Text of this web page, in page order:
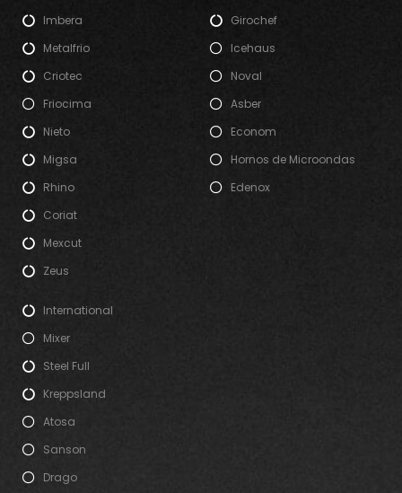
Imbera
Metalfrio
Criotec
Friocima
Nieto
Migsa
Rhino
Coriat
Mexcut
Zeus
Girochef
Icehaus
Noval
Asber
Econom
Hornos de Microondas
Edenox
International
Mixer
Steel Full
Kreppsland
Atosa
Sanson
Drago